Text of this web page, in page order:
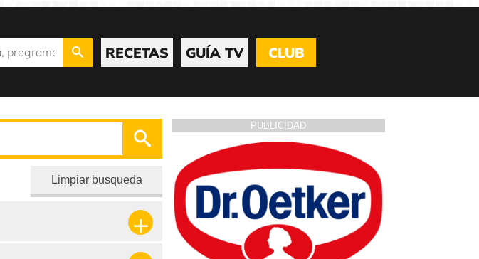
RECETAS GUÍA TV CLUB
Limpiar busqueda
PUBLICIDAD